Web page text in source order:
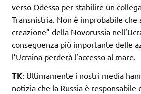
verso Odessa per stabilire un
Transnistria. Non è improbabile che
creazione” della Novorussia
conseguenza più importante delle
l’Ucraina perderà l’accesso al mare.
TK: Ultimamente i nostri media
notizia che la Russia è responsabile